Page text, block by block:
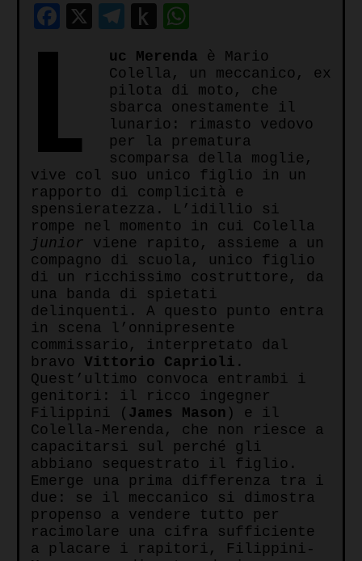
Facebook
X Telegram
Push
Kindle
L uc Merenda è Mario
Colella, un meccanico, ex
pilota di moto, che
sbarca onestamente il
lunario: rimasto vedovo
per la prematura
scomparsa della moglie,
vive col suo unico figlio in un
rapporto di complicità e
spensieratezza. L’idillio si
rompe nel momento in cui Colella
junior viene rapito, assieme a un
compagno di scuola, unico figlio
di un ricchissimo costruttore, da
una banda di spietati
delinquenti. A questo punto entra
in scena l’onnipresente
commissario, interpretato dal
bravo Vittorio Caprioli .
Quest’ultimo convoca entrambi i
genitori: il ricco ingegner
Filippini ( James Mason ) e il
Colella-Merenda, che non riesce a
capacitarsi sul perché gli
abbiano sequestrato il figlio.
Emerge una prima differenza tra i
due: se il meccanico si dimostra
propenso a vendere tutto per
racimolare una cifra sufficiente
a placare i rapitori, Filippini-